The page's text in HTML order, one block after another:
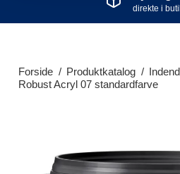
vi har mange
Forside / Produktkatalog /
Robust Acryl 07 standardfarve